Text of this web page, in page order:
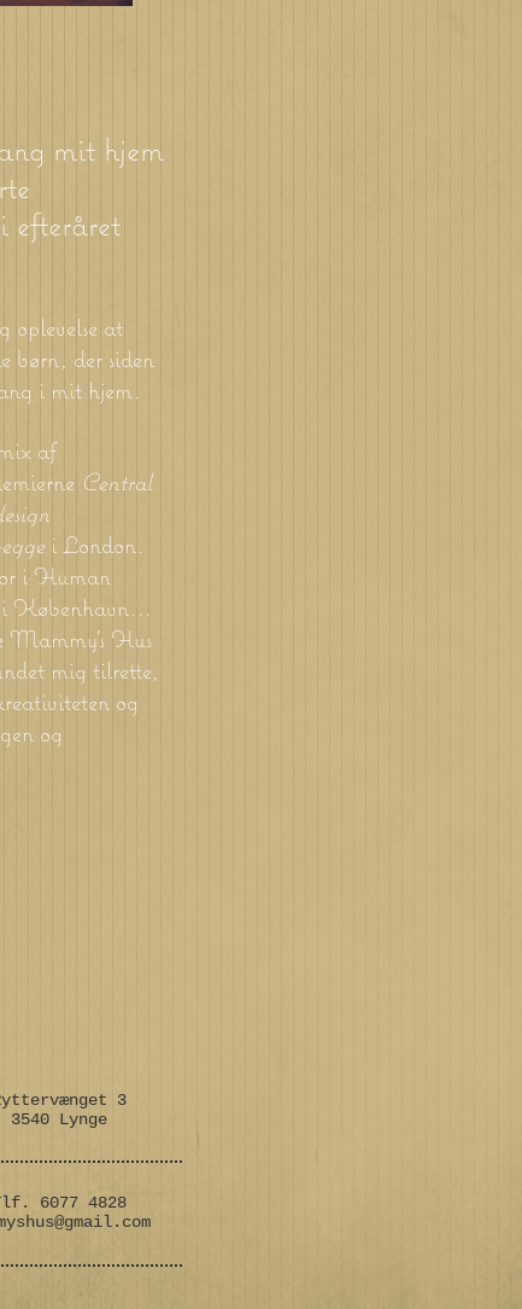
mit hjem
efteråret
oplevelse at
børn, der siden
i mit hjem.
af
Central
i London.
i Human
i København...
Mammy's Hus
mig tilrette,
og
og
3
3540 Lynge
6077 4828